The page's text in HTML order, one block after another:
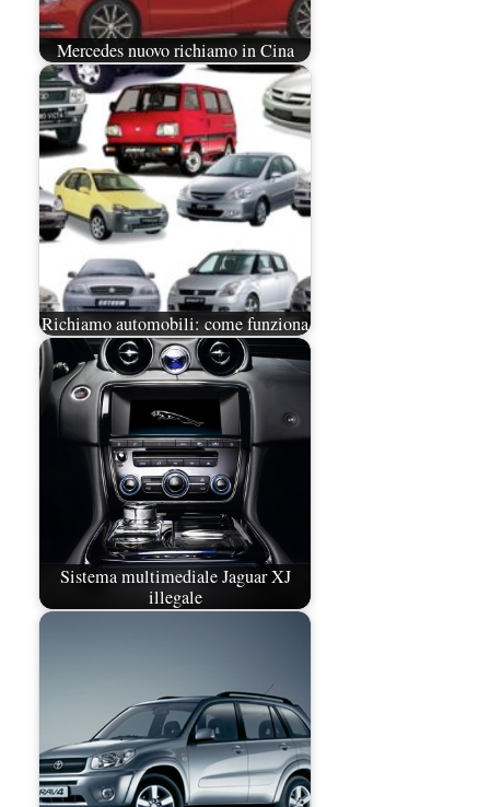
Mercedes nuovo richiamo in Cina
Richiamo automobili: come funziona
Sistema multimediale Jaguar XJ
illegale